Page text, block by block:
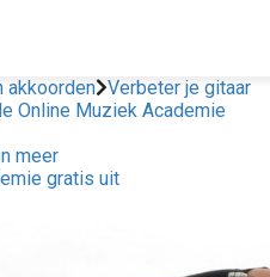
akkoorden Verbeter je gitaar
Online Muziek Academie
meer
gratis uit